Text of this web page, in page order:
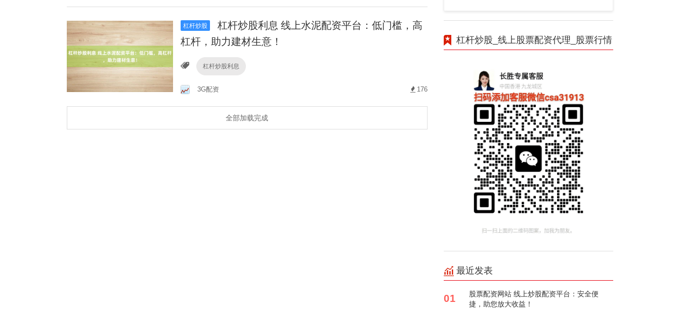
杠杆炒股
杠杆炒股利息 线上水泥配资平台：低门槛，高
杠杆，助力建材生意！
杠杆炒股利息
3G配资 176
全部加载完成
杠杆炒股_线上股票配资代理_股票行情
最近发表
01
股票配资网站 线上炒股配资平台：安全便
捷，助您放大收益！